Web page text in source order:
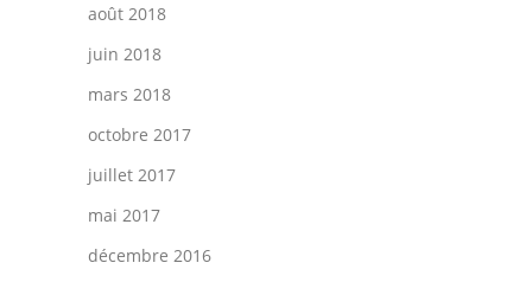
août 2018
juin 2018
mars 2018
octobre 2017
juillet 2017
mai 2017
décembre 2016